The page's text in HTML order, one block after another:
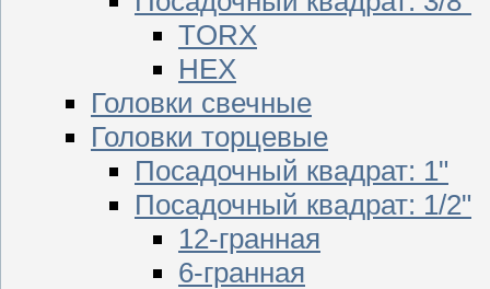
TORX
HEX
Головки свечные
Головки торцевые
Посадочный квадрат: 1"
Посадочный квадрат: 1/2"
12-гранная
6-гранная